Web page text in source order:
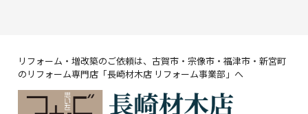
リフォーム・増改築のご依頼は、古賀市・宗像市・福津市・新宮町
のリフォーム専門店「長崎材木店 リフォーム事業部」へ